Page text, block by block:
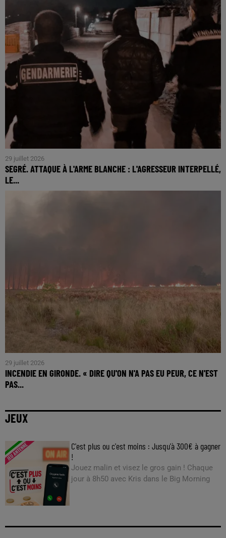
29 juillet 2026
SEGRÉ. ATTAQUE À L'ARME BLANCHE : L'AGRESSEUR INTERPELLÉ,
LE...
29 juillet 2026
INCENDIE EN GIRONDE. « DIRE QU'ON N'A PAS EU PEUR, CE N'EST
PAS...
JEUX
C'est plus ou c'est moins : Jusqu'à 300€ à gagner
!
Jouez malin et visez le gros gain ! Chaque
jour à 8h50 avec Kris dans le Big Morning